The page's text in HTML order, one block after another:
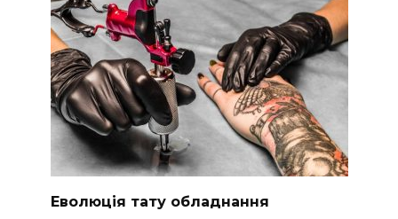
Еволюція тату обладнання